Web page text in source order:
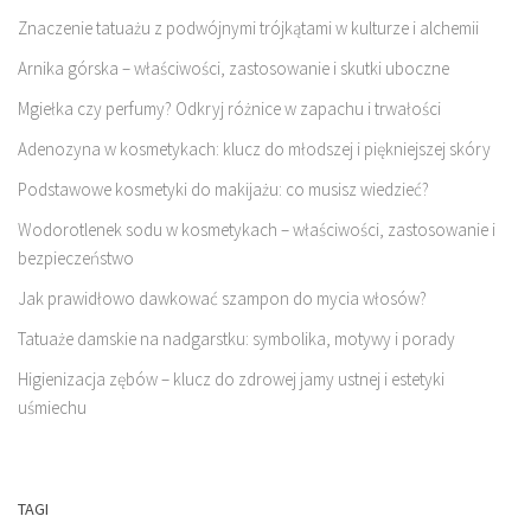
Znaczenie tatuażu z podwójnymi trójkątami w kulturze i alchemii
Arnika górska – właściwości, zastosowanie i skutki uboczne
Mgiełka czy perfumy? Odkryj różnice w zapachu i trwałości
Adenozyna w kosmetykach: klucz do młodszej i piękniejszej skóry
Podstawowe kosmetyki do makijażu: co musisz wiedzieć?
Wodorotlenek sodu w kosmetykach – właściwości, zastosowanie i
bezpieczeństwo
Jak prawidłowo dawkować szampon do mycia włosów?
Tatuaże damskie na nadgarstku: symbolika, motywy i porady
Higienizacja zębów – klucz do zdrowej jamy ustnej i estetyki
uśmiechu
TAGI